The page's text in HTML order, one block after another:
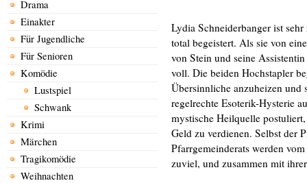
Drama
Einakter
Für Jugendliche
Für Senioren
Komödie
Lustspiel
Schwank
Krimi
Märchen
Tragikomödie
Weihnachten
Lydia Schneiderbanger ist
total begeistert. Als sie von
von Stein und seine
voll. Die beiden Hochstapler
Übersinnliche anzuheizen und
regelrechte Esoterik-Hysterie
mystische Heilquelle
Geld zu verdienen. Selbst der
Pfarrgemeinderats werden
zuviel, und zusammen mit